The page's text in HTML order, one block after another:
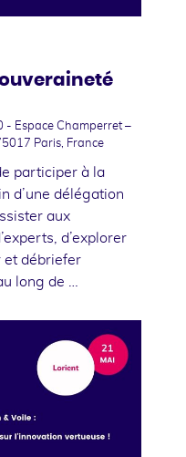
- Espace Champerret –
Paris, France
participer à la
d’une délégation
aux
d’explorer
et débriefer
long de …